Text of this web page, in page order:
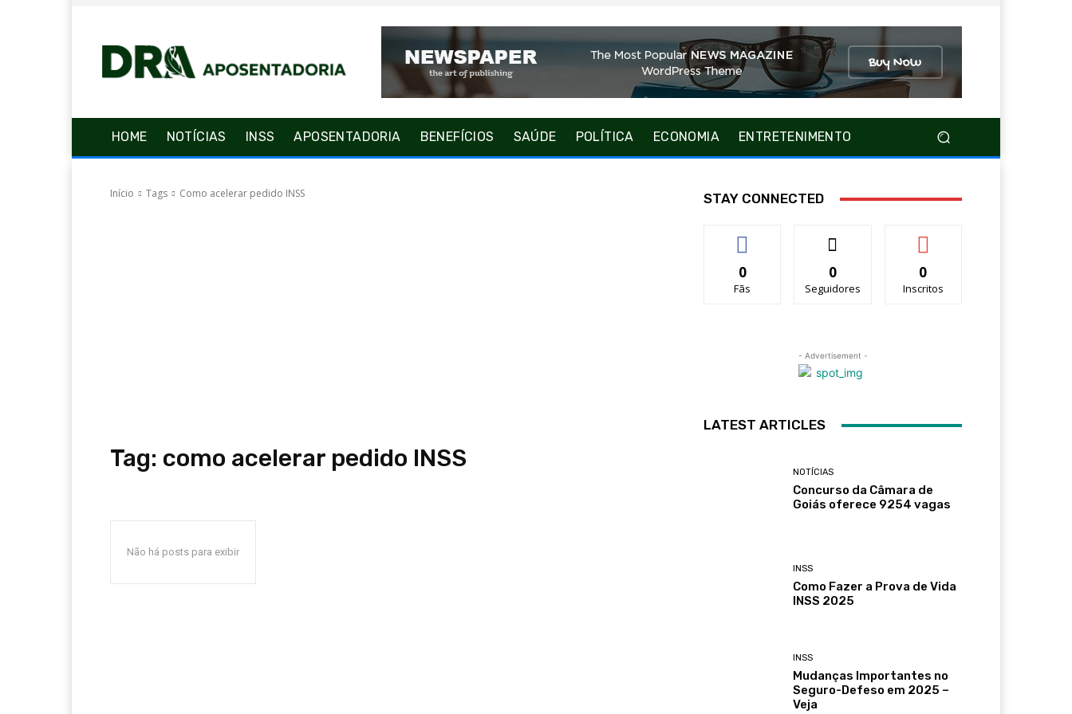
HOME NOTÍCIAS INSS APOSENTADORIA BENEFÍCIOS SAÚDE POLÍTICA ECONOMIA ENTRETENIMENTO
Início Tags Como acelerar pedido INSS
Tag: como acelerar pedido INSS
Não há posts para exibir
STAY CONNECTED
0
Fãs
0
Seguidores
0
Inscritos
- Advertisement -
LATEST ARTICLES
NOTÍCIAS
Concurso da Câmara de
Goiás oferece 9254 vagas
INSS
Como Fazer a Prova de Vida
INSS 2025
INSS
Mudanças Importantes no
Seguro-Defeso em 2025 –
Veja